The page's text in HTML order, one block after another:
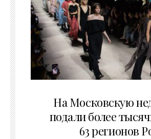
На Московскую
подали более
63 регионов